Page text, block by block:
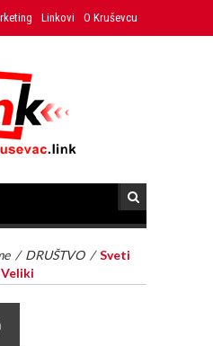
Linkovi O Kruševcu
/ DRUŠTVO /Sveti